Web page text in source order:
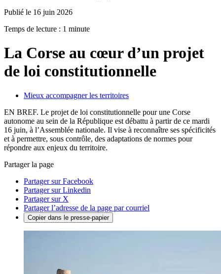
Publié le 16 juin 2026
Temps de lecture : 1 minute
La Corse au cœur d’un projet
de loi constitutionnelle
Mieux accompagner les territoires
EN BREF. Le projet de loi constitutionnelle pour une Corse
autonome au sein de la République est débattu à partir de ce mardi
16 juin, à l’Assemblée nationale. Il vise à reconnaître ses spécificités
et à permettre, sous contrôle, des adaptations de normes pour
répondre aux enjeux du territoire.
Partager la page
Partager sur Facebook
Partager sur Linkedin
Partager sur X
Partager l’adresse de la page par courriel
Copier dans le presse-papier